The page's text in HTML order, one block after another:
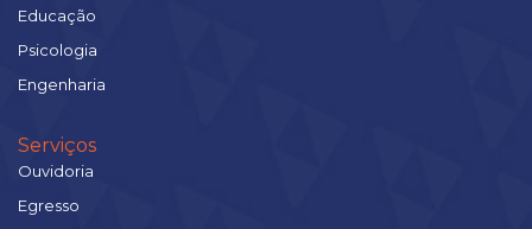
Educação
Psicologia
Engenharia
Serviços
Ouvidoria
Egresso